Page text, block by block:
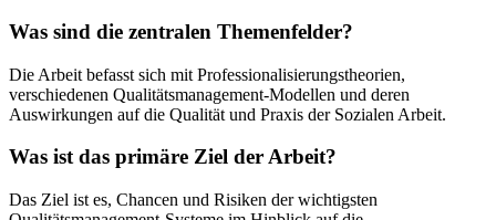
Was sind die zentralen Themenfelder?
Die Arbeit befasst sich mit Professionalisierungstheorien,
verschiedenen Qualitätsmanagement-Modellen und deren
Auswirkungen auf die Qualität und Praxis der Sozialen Arbeit.
Was ist das primäre Ziel der Arbeit?
Das Ziel ist es, Chancen und Risiken der wichtigsten